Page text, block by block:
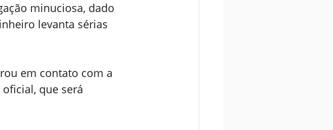
minuciosa, dado
levanta sérias
em contato com a
que será